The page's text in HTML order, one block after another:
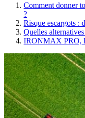
Comment donner
?
Risque escargots :
Quelles
IRONMAX PRO,